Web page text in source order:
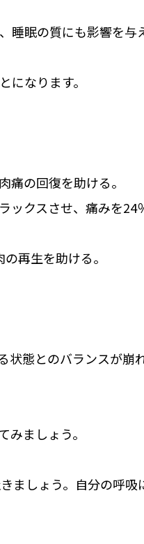
睡眠の質にも影響を与
になります。
痛の回復を助ける。
ックスさせ、痛みを
再生を助ける。
状態とのバランスが崩
ましょう。
ましょう。自分の呼